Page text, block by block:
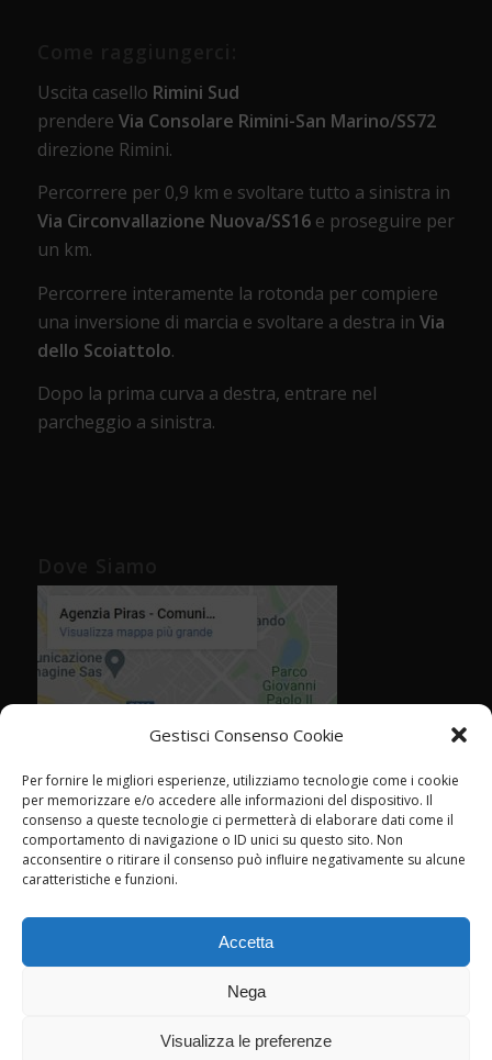
Gestisci Consenso Cookie
Per fornire le migliori esperienze, utilizziamo tecnologie come i cookie
per memorizzare e/o accedere alle informazioni del dispositivo. Il
consenso a queste tecnologie ci permetterà di elaborare dati come il
comportamento di navigazione o ID unici su questo sito. Non
acconsentire o ritirare il consenso può influire negativamente su alcune
caratteristiche e funzioni.
Accetta
Nega
Visualizza le preferenze
Uscita casello Rimini Sud
prendere Via Consolare Rimini-San Marino/SS72
direzione Rimini.
Percorrere per 0,9 km e svoltare tutto a sinistra in
Via Circonvallazione Nuova/SS16e proseguire per
un km.
Percorrere interamente la rotonda per compiere
una inversione di marcia e svoltare a destra in Via
dello Scoiattolo.
Dopo la prima curva a destra, entrare nel
parcheggio a sinistra.
© Agenzia Piras - Rimini - CF P.IVA 02358760409 -